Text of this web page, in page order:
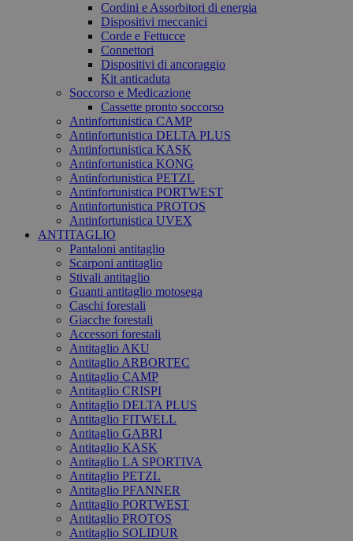
Cordini e Assorbitori di energia
Dispositivi meccanici
Corde e Fettucce
Connettori
Dispositivi di ancoraggio
Kit anticaduta
Soccorso e Medicazione
Cassette pronto soccorso
Antinfortunistica CAMP
Antinfortunistica DELTA PLUS
Antinfortunistica KASK
Antinfortunistica KONG
Antinfortunistica PETZL
Antinfortunistica PORTWEST
Antinfortunistica PROTOS
Antinfortunistica UVEX
ANTITAGLIO
Pantaloni antitaglio
Scarponi antitaglio
Stivali antitaglio
Guanti antitaglio motosega
Caschi forestali
Giacche forestali
Accessori forestali
Antitaglio AKU
Antitaglio ARBORTEC
Antitaglio CAMP
Antitaglio CRISPI
Antitaglio DELTA PLUS
Antitaglio FITWELL
Antitaglio GABRI
Antitaglio KASK
Antitaglio LA SPORTIVA
Antitaglio PETZL
Antitaglio PFANNER
Antitaglio PORTWEST
Antitaglio PROTOS
Antitaglio SOLIDUR